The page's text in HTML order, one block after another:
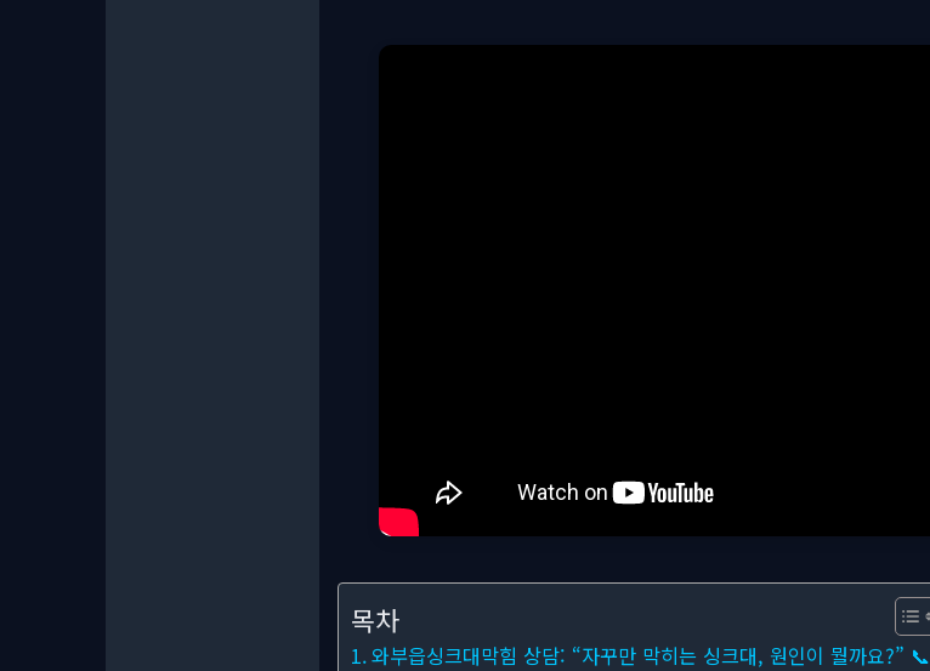
목차
와부읍싱크대막힘 상담: “자꾸만 막히는 싱크대, 원인이 뭘까요?” 📞